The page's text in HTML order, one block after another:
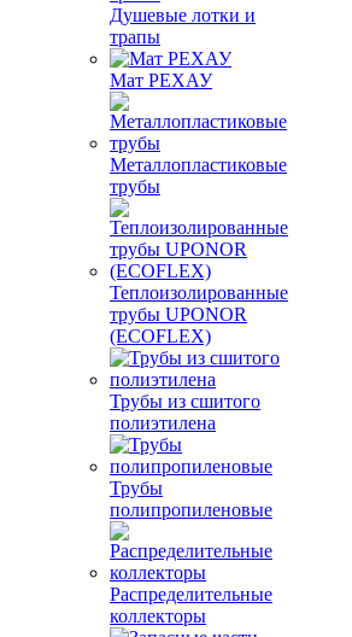
Душевые лотки и
трапы
Мат РЕХАУ
Металлопластиковые
трубы
Теплоизолированные
трубы UPONOR
(ECOFLEX)
Трубы из сшитого
полиэтилена
Трубы
полипропиленовые
Распределительные
коллекторы